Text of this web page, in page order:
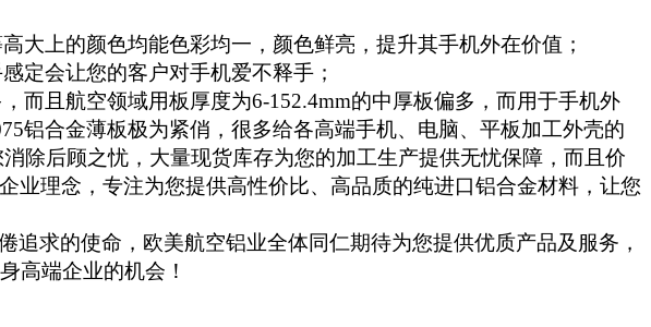
大上的颜色均能色彩均一，颜色鲜亮，提升其手机外在价值；
定会让您的客户对手机爱不释手；
而且航空领域用板厚度为6-152.4mm的中厚板偏多，而用于手机外
铝合金薄板极为紧俏，很多给各高端手机、电脑、平板加工外壳的
除后顾之忧，大量现货库存为您的加工生产提供无忧保障，而且价
业理念，专注为您提供高性价比、高品质的纯进口铝合金材料，让您
求的使命，欧美航空铝业全体同仁期待为您提供优质产品及服务，
高端企业的机会！